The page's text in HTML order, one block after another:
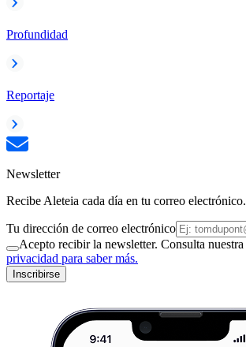
Profundidad
Reportaje
Newsletter
Recibe Aleteia cada día en tu correo electrónico.
Tu dirección de correo electrónico
Acepto recibir la newsletter. Consulta nuestra
privacidad para saber más.
Inscribirse